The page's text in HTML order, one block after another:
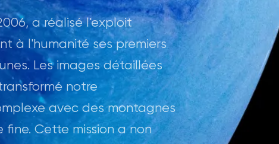
a réalisé l'exploit
à l'humanité ses premiers
Les images détaillées
notre
avec des montagnes
Cette mission a non